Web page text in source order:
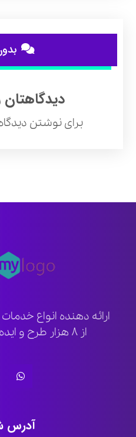
دیدگاهتان
برای نوشتن
ارائه دهنده انواع
از ۸ هزار طرح و ایده و نمونه کار موفق
آدرس